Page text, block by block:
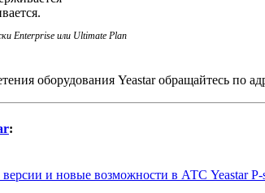
Enterprise или Ultimate Plan
оборудования Yeastar обращайтесь по
:
и новые возможности в АТС Yeastar P-